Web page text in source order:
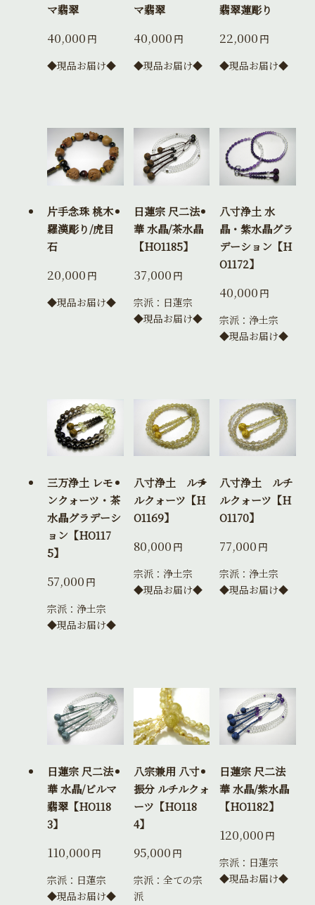
マ翡翠
40,000 円
◆現品お届け◆
マ翡翠
40,000 円
◆現品お届け◆
翡翠蓮彫り
22,000 円
◆現品お届け◆
片手念珠 桃木
羅漢彫り/虎目
石
20,000 円
◆現品お届け◆
日蓮宗 尺二法
華 水晶/茶水晶
【HO1185】
37,000 円
宗派：日蓮宗
◆現品お届け◆
八寸浄土 水
晶・紫水晶グラ
デーション【H
O1172】
40,000 円
宗派：浄土宗
◆現品お届け◆
三万浄土 レモ
ンクォーツ・茶
水晶グラデーシ
ョン【HO117
5】
57,000 円
宗派：浄土宗
◆現品お届け◆
八寸浄土 ルチ
ルクォーツ【H
O1169】
80,000 円
宗派：浄土宗
◆現品お届け◆
八寸浄土 ルチ
ルクォーツ【H
O1170】
77,000 円
宗派：浄土宗
◆現品お届け◆
日蓮宗 尺二法
華 水晶/ビルマ
翡翠【HO118
3】
110,000 円
宗派：日蓮宗
◆現品お届け◆
八宗兼用 八寸
振分 ルチルクォ
ーツ【HO118
4】
95,000 円
宗派：全ての宗
派
日蓮宗 尺二法
華 水晶/紫水晶
【HO1182】
120,000 円
宗派：日蓮宗
◆現品お届け◆